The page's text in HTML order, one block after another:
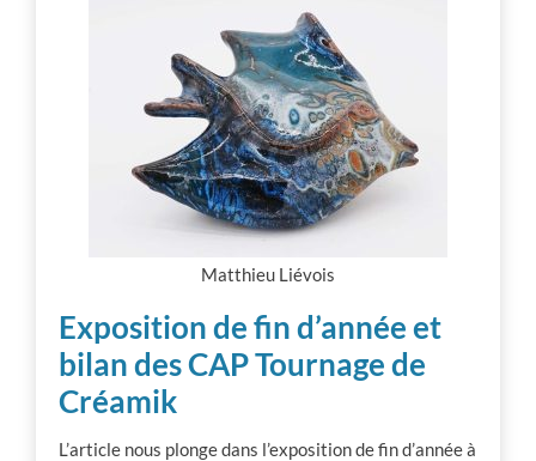
Matthieu Liévois
Exposition de fin d’année et
bilan des CAP Tournage de
Créamik
L’article nous plonge dans l’exposition de fin d’année à